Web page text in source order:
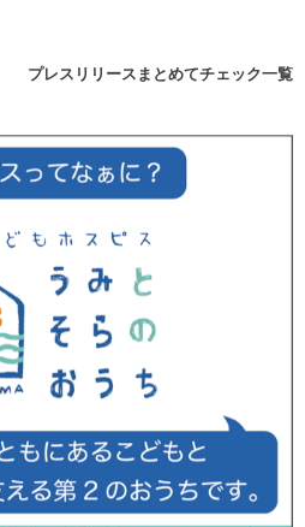
プレスリリースまとめてチェック一覧